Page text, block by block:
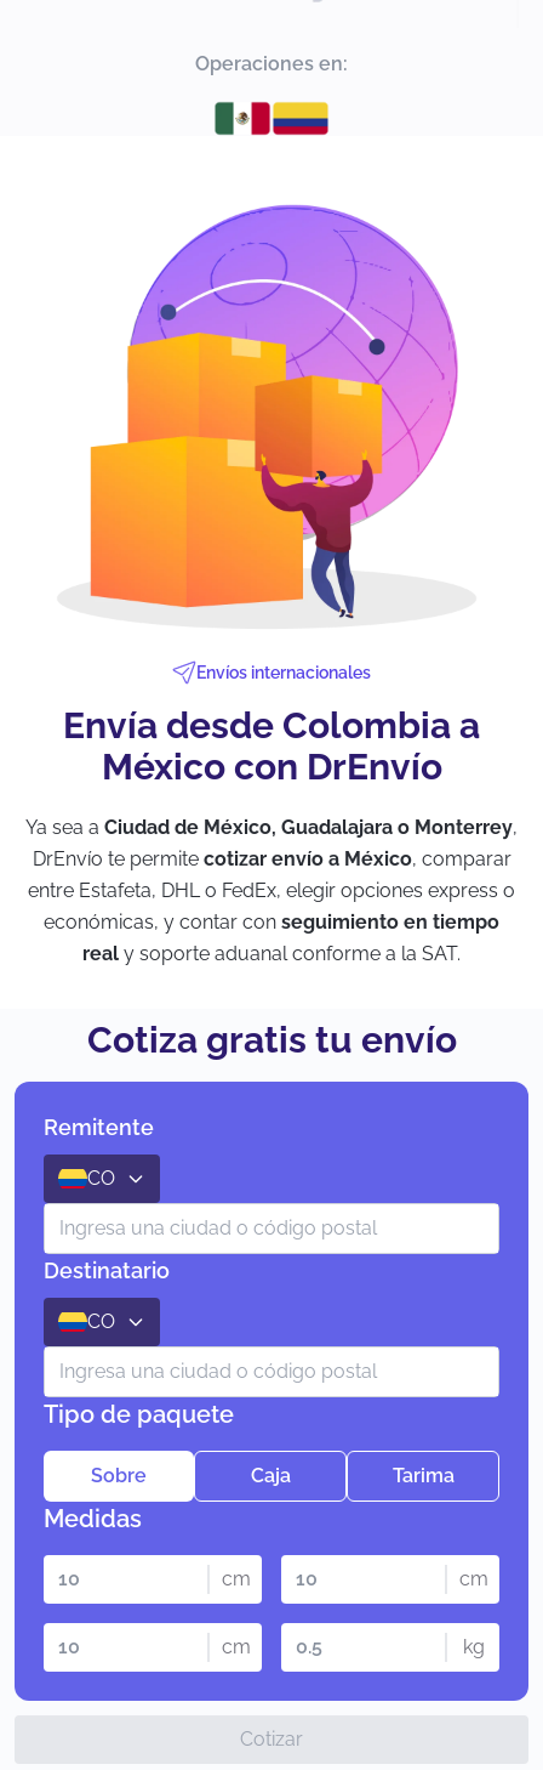
Operaciones en:
Envíos internacionales
Envía desde Colombia a
México con DrEnvío
Ya sea a Ciudad de México, Guadalajara o Monterrey,
DrEnvío te permite cotizar envío a México, comparar
entre Estafeta, DHL o FedEx, elegir opciones express o
económicas, y contar con seguimiento en tiempo
real y soporte aduanal conforme a la SAT.
Cotiza gratis tu envío
Remitente
CO
Destinatario
CO
Tipo de paquete
Sobre Caja Tarima
Medidas
cm cm
cm kg
Cotizar